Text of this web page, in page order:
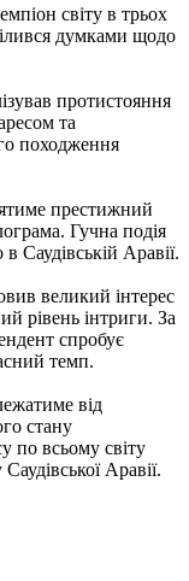
світу в трьох
думками щодо
протистояння
та
походження
престижний
Гучна подія
Саудівській Аравії.
великий інтерес
рівень інтриги. За
спробує
темп.
від
стану
по всьому світу
Аравії.